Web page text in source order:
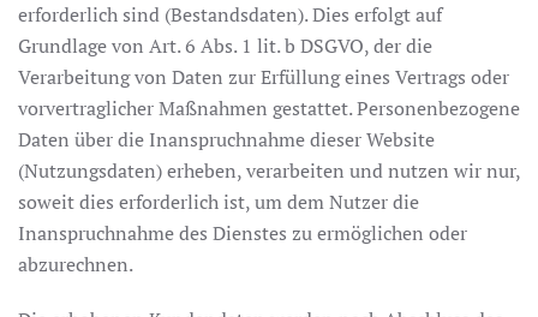
erforderlich sind (Bestandsdaten). Dies erfolgt auf
Grundlage von Art. 6 Abs. 1 lit. b DSGVO, der die
Verarbeitung von Daten zur Erfüllung eines Vertrags oder
vorvertraglicher Maßnahmen gestattet. Personenbezogene
Daten über die Inanspruchnahme dieser Website
(Nutzungsdaten) erheben, verarbeiten und nutzen wir nur,
soweit dies erforderlich ist, um dem Nutzer die
Inanspruchnahme des Dienstes zu ermöglichen oder
abzurechnen.